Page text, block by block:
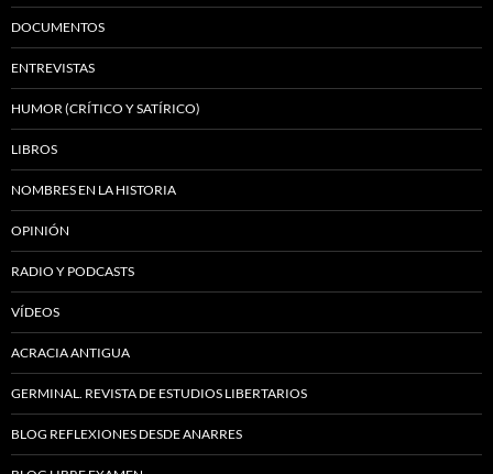
DOCUMENTOS
ENTREVISTAS
HUMOR (CRÍTICO Y SATÍRICO)
LIBROS
NOMBRES EN LA HISTORIA
OPINIÓN
RADIO Y PODCASTS
VÍDEOS
ACRACIA ANTIGUA
GERMINAL. REVISTA DE ESTUDIOS LIBERTARIOS
BLOG REFLEXIONES DESDE ANARRES